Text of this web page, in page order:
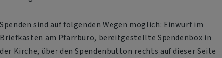
Spenden sind auf folgenden Wegen möglich: Einwurf im
Briefkasten am Pfarrbüro, bereitgestellte Spendenbox in
der Kirche, über den Spendenbutton rechts auf dieser Seite